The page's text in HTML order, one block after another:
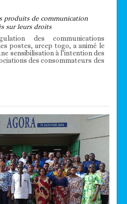
produits de communication
sur leurs droits
des communications
postes, arcep togo, a animé le
sensibilisation à l’intention des
des consommateurs des